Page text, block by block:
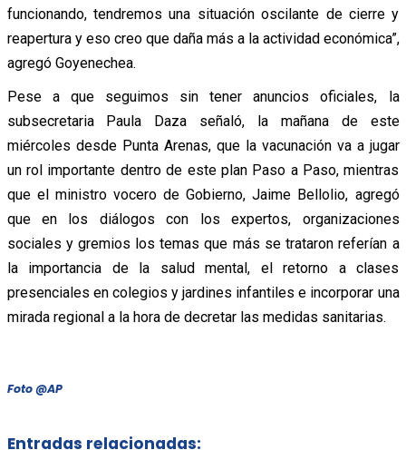
funcionando, tendremos una situación oscilante de cierre y
reapertura y eso creo que daña más a la actividad económica”,
agregó Goyenechea.
Pese a que seguimos sin tener anuncios oficiales, la
subsecretaria Paula Daza señaló, la mañana de este
miércoles desde Punta Arenas, que la vacunación va a jugar
un rol importante dentro de este plan Paso a Paso, mientras
que el ministro vocero de Gobierno, Jaime Bellolio, agregó
que en los diálogos con los expertos, organizaciones
sociales y gremios los temas que más se trataron referían a
la importancia de la salud mental, el retorno a clases
presenciales en colegios y jardines infantiles e incorporar una
mirada regional a la hora de decretar las medidas sanitarias.
Foto @AP
Entradas relacionadas: